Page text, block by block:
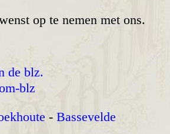
op te nemen met ons.
de blz.
blz
- Bassevelde